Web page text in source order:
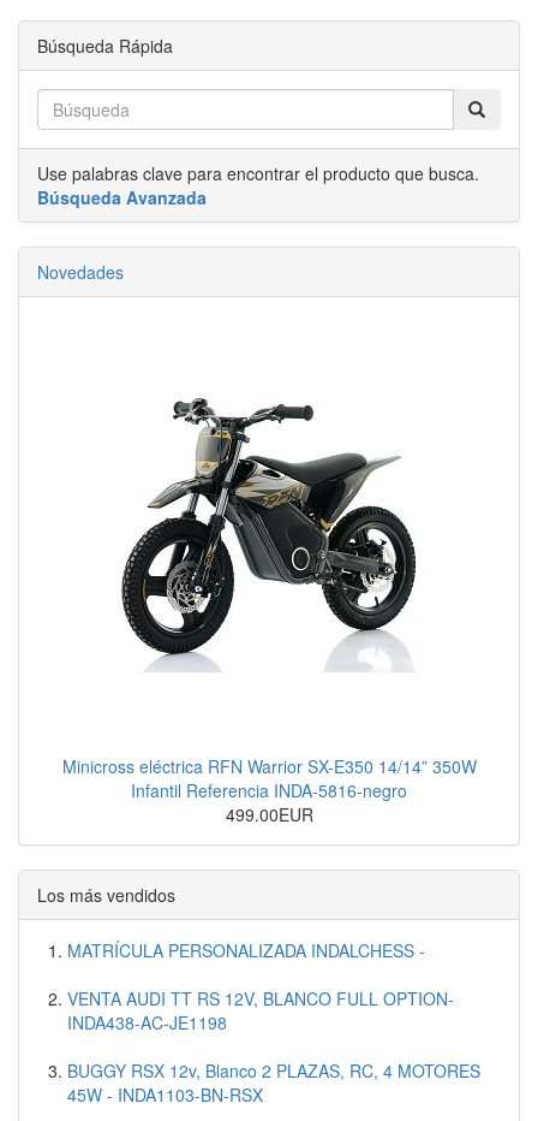
Búsqueda Rápida
Use palabras clave para encontrar el producto que busca.
Búsqueda Avanzada
Novedades
Minicross eléctrica RFN Warrior SX-E350 14/14” 350W
Infantil Referencia INDA-5816-negro
499.00EUR
Los más vendidos
MATRÍCULA PERSONALIZADA INDALCHESS -
VENTA AUDI TT RS 12V, BLANCO FULL OPTION-
INDA438-AC-JE1198
BUGGY RSX 12v, Blanco 2 PLAZAS, RC, 4 MOTORES
45W - INDA1103-BN-RSX